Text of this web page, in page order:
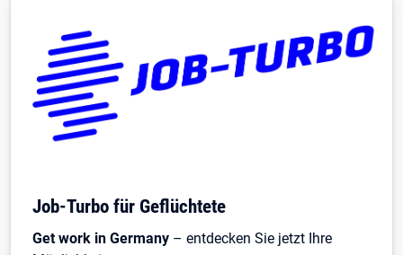
Job-Turbo für Geflüchtete
Get work in Germany – entdecken Sie jetzt Ihre